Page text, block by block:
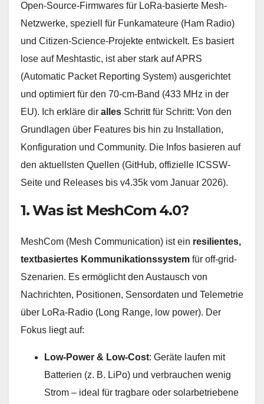
Open-Source-Firmwares für LoRa-basierte Mesh-
Netzwerke, speziell für Funkamateure (Ham Radio)
und Citizen-Science-Projekte entwickelt. Es basiert
lose auf Meshtastic, ist aber stark auf APRS
(Automatic Packet Reporting System) ausgerichtet
und optimiert für den 70-cm-Band (433 MHz in der
EU). Ich erkläre dir alles Schritt für Schritt: Von den
Grundlagen über Features bis hin zu Installation,
Konfiguration und Community. Die Infos basieren auf
den aktuellsten Quellen (GitHub, offizielle ICSSW-
Seite und Releases bis v4.35k vom Januar 2026).
1. Was ist MeshCom 4.0?
MeshCom (Mesh Communication) ist ein resilientes,
textbasiertes Kommunikationssystem für off-grid-
Szenarien. Es ermöglicht den Austausch von
Nachrichten, Positionen, Sensordaten und Telemetrie
über LoRa-Radio (Long Range, low power). Der
Fokus liegt auf:
Low-Power & Low-Cost: Geräte laufen mit
Batterien (z. B. LiPo) und verbrauchen wenig
Strom – ideal für tragbare oder solarbetriebene